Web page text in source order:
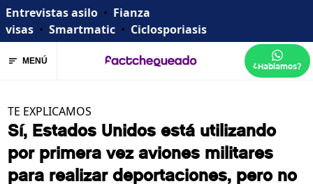
Entrevistas asilo • Fianza
visas • Smartmatic • Ciclosporiasis
MENÚ ¿Hablamos?
TE EXPLICAMOS
Sí, Estados Unidos está utilizando
por primera vez aviones militares
para realizar deportaciones, pero no